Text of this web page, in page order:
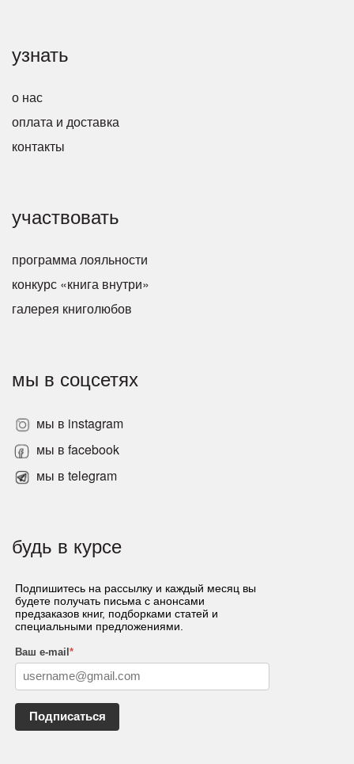
узнать
о нас
оплата и доставка
контакты
участвовать
программа лояльности
конкурс «книга внутри»
галерея книголюбов
мы в соцсетях
мы в instagram
мы в facebook
мы в telegram
будь в курсе
Подпишитесь на рассылку и каждый месяц вы
будете получать письма с анонсами
предзаказов книг, подборками статей и
специальными предложениями.
Ваш e-mail *
Подписаться